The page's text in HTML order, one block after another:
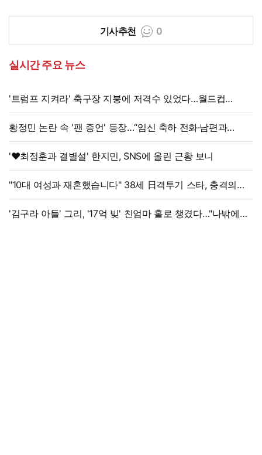
기사추천 0
실시간 주요 뉴스
'트럼프 지켜라' 축구장 지붕에 저격수 있었다…월드컵
결승전 비화
황정민 논란 속 '팬 증언' 등장…“임신 축하 전화·남편과
식사도”
'♥최정훈과 결별설' 한지민, SNS에 올린 근황 보니
"10대 여성과 재혼했습니다" 38세 日격투기 스타, 충격의
재혼 발표
'김구라 아들' 그리, '17억 빚' 친엄마 홀로 챙겼다…"나밖에